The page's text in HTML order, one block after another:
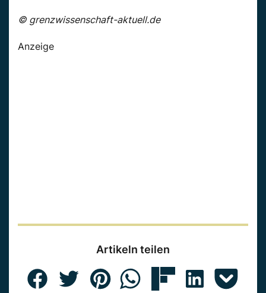
© grenzwissenschaft-aktuell.de
Anzeige
Artikeln teilen